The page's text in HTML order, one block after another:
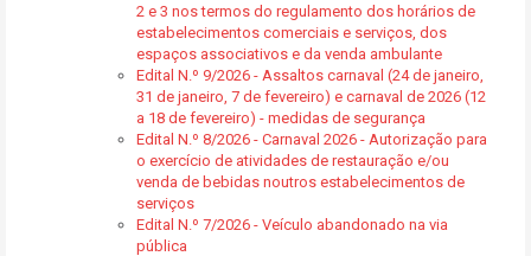
2 e 3 nos termos do regulamento dos horários de
estabelecimentos comerciais e serviços, dos
espaços associativos e da venda ambulante
Edital N.º 9/2026 - Assaltos carnaval (24 de janeiro,
31 de janeiro, 7 de fevereiro) e carnaval de 2026 (12
a 18 de fevereiro) - medidas de segurança
Edital N.º 8/2026 - Carnaval 2026 - Autorização para
o exercício de atividades de restauração e/ou
venda de bebidas noutros estabelecimentos de
serviços
Edital N.º 7/2026 - Veículo abandonado na via
pública